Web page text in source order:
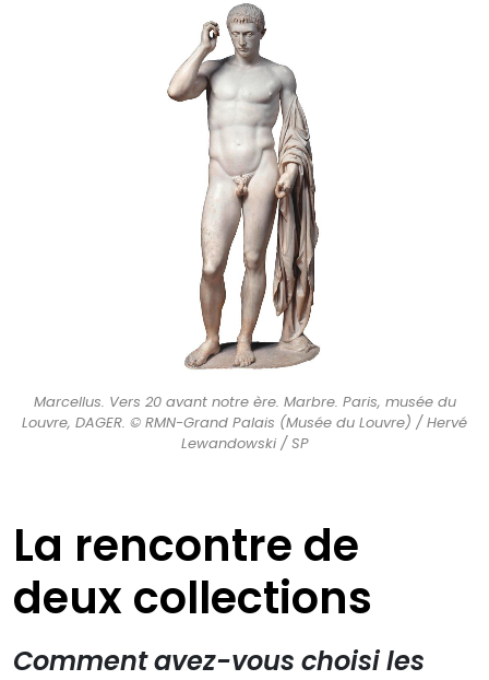
Marcellus. Vers 20 avant notre ère. Marbre. Paris, musée du
Louvre, DAGER. © RMN-Grand Palais (Musée du Louvre) / Hervé
Lewandowski / SP
La rencontre de
deux collections
Comment avez-vous choisi les